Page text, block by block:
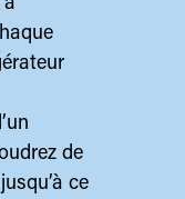
de
ce